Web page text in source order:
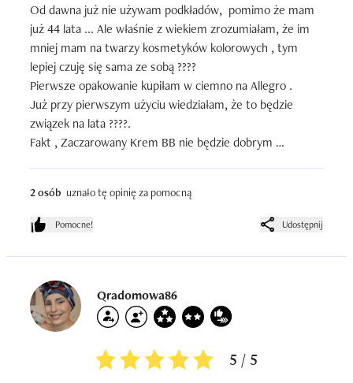
Od dawna już nie używam podkładów,  pomimo że mam
już 44 lata ... Ale właśnie z wiekiem zrozumiałam, że im
mniej mam na twarzy kosmetyków kolorowych , tym
lepiej czuję się sama ze sobą ????
Pierwsze opakowanie kupiłam w ciemno na Allegro .
Już przy pierwszym użyciu wiedziałam, że to będzie
związek na lata ????.
Fakt , Zaczarowany Krem BB nie będzie dobrym
Ale u mnie akurat wpasował się kolorystycznie wręcz
Idealnie .
Ma lekką formułę białego kremu i pod wpływem ciepła
dłoni dopiero na skórze kapsułki z pigmentem pękają i
Krem redukuje zaczerwienienia , prawie nie ma krycia,
lecz w przepiękny sposób rozpromienia twarz . Już od
dłuższego czasu odstawiłam nawet klasyczne kremy BB ,
na rzecz tego od Zielone Laboratorium.  Nie potrzebuje
do niego ani pędzla ani gąbeczki.  Wystarczą dłonie i w
2 osób uznało tę opinię za pomocną
Pomocne! Udostępnij
Qradomowa86
5 / 5